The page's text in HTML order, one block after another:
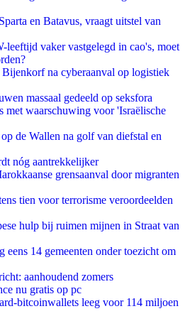
en Batavus, vraagt uitstel van
leeftijd vaker vastgelegd in cao's, moet
na cyberaanval op logistiek
massaal gedeeld op seksfora
met waarschuwing voor 'Israëlische
de Wallen na golf van diefstal en
nóg aantrekkelijker
grensaanval door migranten
tien voor terrorisme veroordeelden
hulp bij ruimen mijnen in Straat van
eens 14 gemeenten onder toezicht om
aanhoudend zomers
nu gratis op pc
bitcoinwallets leeg voor 114 miljoen